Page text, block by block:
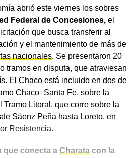
abrió este viernes los sobres
Federal de Concesiones,el
que busca transferir al
y el mantenimiento de más de
nacionales. Se presentaron 20
tramos en disputa, que atraviesan
El Chaco está incluido en dos de
Chaco–Santa Fe, sobre la
Tramo Litoral, que corre sobre la
Sáenz Peña hasta Loreto, en
Resistencia.
que conecta a Charatacon la